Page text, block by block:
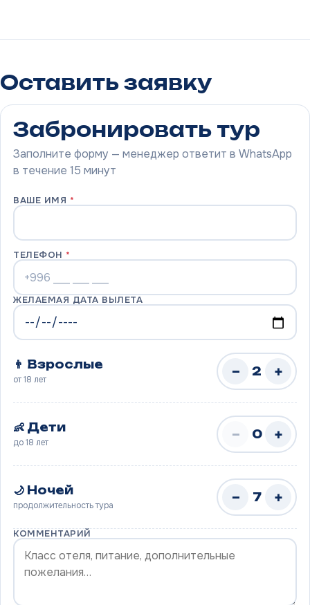
Оставить заявку
Забронировать тур
Заполните форму — менеджер ответит в WhatsApp
в течение 15 минут
ВАШЕ ИМЯ *
ТЕЛЕФОН *
ЖЕЛАЕМАЯ ДАТА ВЫЛЕТА
👨 Взрослые
от 18 лет
− 2 +
👶 Дети
до 18 лет
− 0 +
🌙 Ночей
продолжительность тура
− 7 +
КОММЕНТАРИЙ